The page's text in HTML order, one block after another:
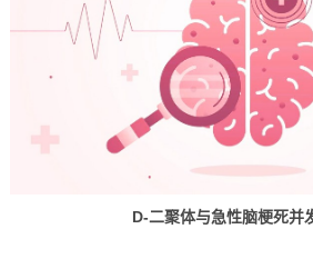
D-二聚体与急性脑梗死并